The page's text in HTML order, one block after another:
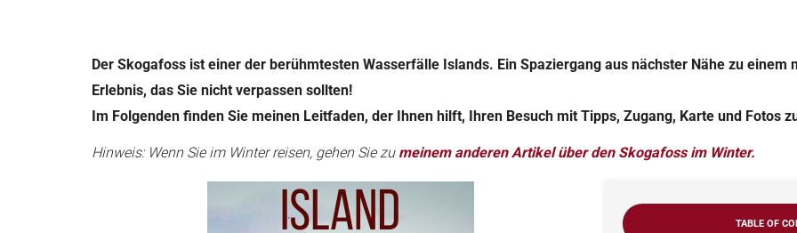
Der Skogafoss ist einer der berühmtesten Wasserfälle Islands. Ein Spaziergang aus nächster Nähe zu einem
Erlebnis, das Sie nicht verpassen sollten!
Im Folgenden finden Sie meinen Leitfaden, der Ihnen hilft, Ihren Besuch mit Tipps, Zugang, Karte und Fotos
Hinweis: Wenn Sie im Winter reisen, gehen Sie zu meinem anderen Artikel über den Skogafoss im Winter.
TABLE OF